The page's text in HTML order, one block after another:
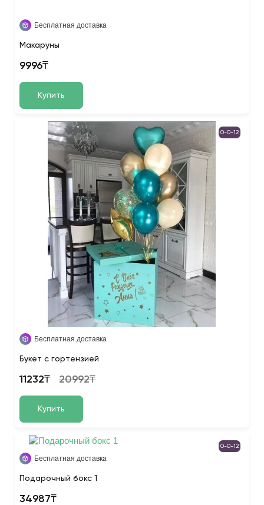
Бесплатная доставка
Макаруны
9996₸
Купить
0-0-12
Бесплатная доставка
Букет с гортензией
11232₸ 20992₸
Купить
0-0-12
Бесплатная доставка
Подарочный бокс 1
34987₸